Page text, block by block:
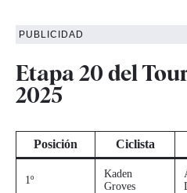
PUBLICIDAD
Etapa 20 del
2025
Posición Ciclista
1º
Kaden
Groves